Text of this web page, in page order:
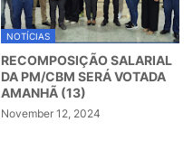
NOTÍCIAS
RECOMPOSIÇÃO SALARIAL
DA PM/CBM SERÁ VOTADA
AMANHÃ (13)
November 12, 2024